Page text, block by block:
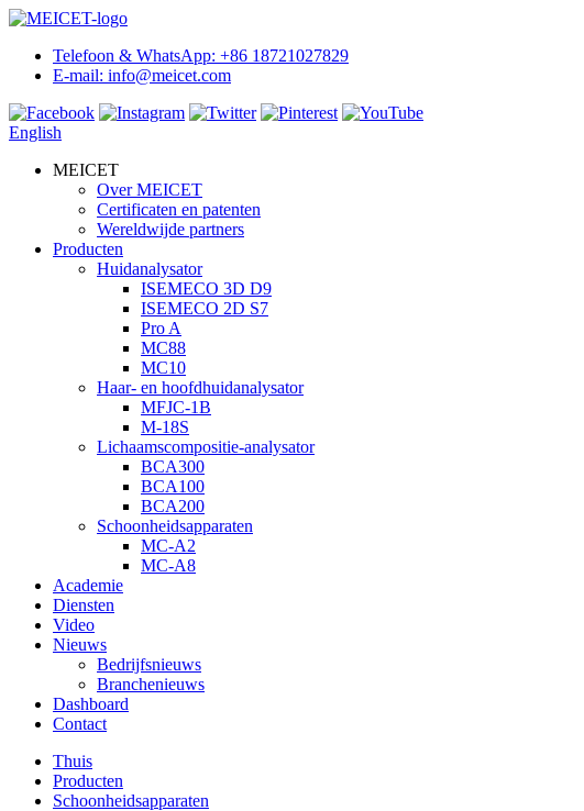
Telefoon & WhatsApp: +86 18721027829
E-mail: info@meicet.com
English
MEICET
Over MEICET
Certificaten en patenten
Wereldwijde partners
Producten
Huidanalysator
ISEMECO 3D D9
ISEMECO 2D S7
Pro A
MC88
MC10
Haar- en hoofdhuidanalysator
MFJC-1B
M-18S
Lichaamscompositie-analysator
BCA300
BCA100
BCA200
Schoonheidsapparaten
MC-A2
MC-A8
Academie
Diensten
Video
Nieuws
Bedrijfsnieuws
Branchenieuws
Dashboard
Contact
Thuis
Producten
Schoonheidsapparaten